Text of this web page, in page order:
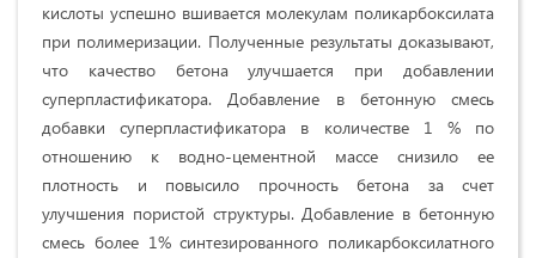
кислоты успешно вшивается молекулам поликарбоксилата
при полимеризации. Полученные результаты доказывают,
что качество бетона улучшается при добавлении
суперпластификатора. Добавление в бетонную смесь
добавки суперпластификатора в количестве 1 % по
отношению к водно-цементной массе снизило ее
плотность и повысило прочность бетона за счет
улучшения пористой структуры. Добавление в бетонную
смесь более 1% синтезированного поликарбоксилатного